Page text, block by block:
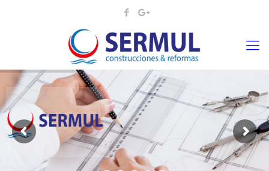
¡¡DAMOS VIDA A SUS